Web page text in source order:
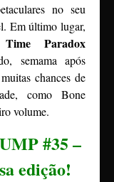
no seu
Em último lugar,
Time Paradox
semama após
chances de
como Bone
volume.
#35 –
edição!